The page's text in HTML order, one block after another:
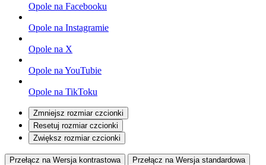
Opole na Facebooku
Opole na Instagramie
Opole na X
Opole na YouTubie
Opole na TikToku
Zmniejsz rozmiar czcionki
Resetuj rozmiar czcionki
Zwiększ rozmiar czcionki
Przełącz na Wersja kontrastowa Przełącz na Wersja standardowa